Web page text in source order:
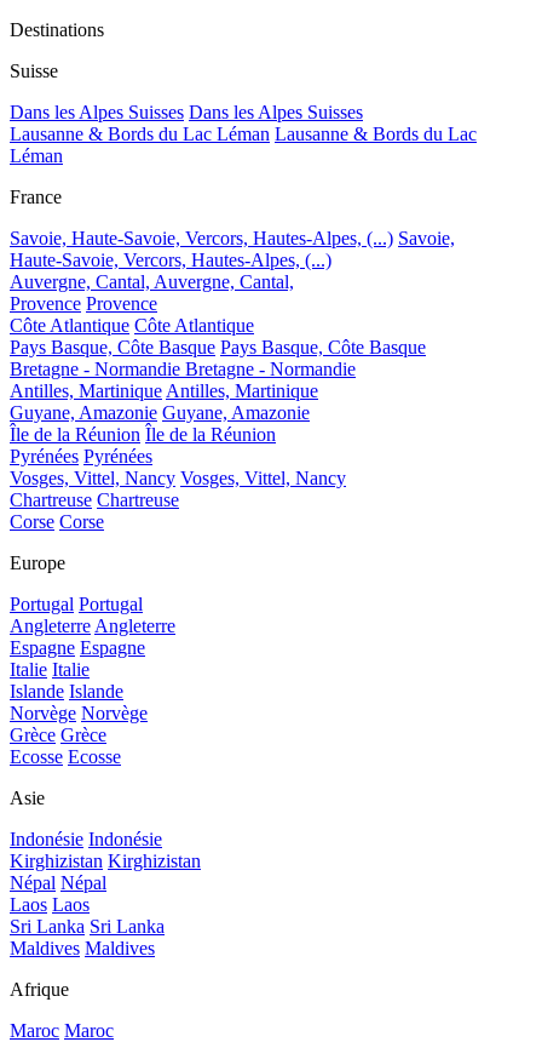
Destinations
Suisse
Dans les Alpes Suisses Dans les Alpes Suisses
Lausanne & Bords du Lac Léman Lausanne & Bords du Lac
Léman
France
Savoie, Haute-Savoie, Vercors, Hautes-Alpes, (...) Savoie,
Haute-Savoie, Vercors, Hautes-Alpes, (...)
Auvergne, Cantal, Auvergne, Cantal,
Provence Provence
Côte Atlantique Côte Atlantique
Pays Basque, Côte Basque Pays Basque, Côte Basque
Bretagne - Normandie Bretagne - Normandie
Antilles, Martinique Antilles, Martinique
Guyane, Amazonie Guyane, Amazonie
Île de la Réunion Île de la Réunion
Pyrénées Pyrénées
Vosges, Vittel, Nancy Vosges, Vittel, Nancy
Chartreuse Chartreuse
Corse Corse
Europe
Portugal Portugal
Angleterre Angleterre
Espagne Espagne
Italie Italie
Islande Islande
Norvège Norvège
Grèce Grèce
Ecosse Ecosse
Asie
Indonésie Indonésie
Kirghizistan Kirghizistan
Népal Népal
Laos Laos
Sri Lanka Sri Lanka
Maldives Maldives
Afrique
Maroc Maroc